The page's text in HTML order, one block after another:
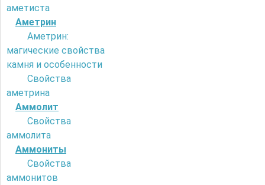
аметиста
Аметрин
Аметрин:
магические свойства
камня и особенности
Свойства
аметрина
Аммолит
Свойства
аммолита
Аммониты
Свойства
аммонитов